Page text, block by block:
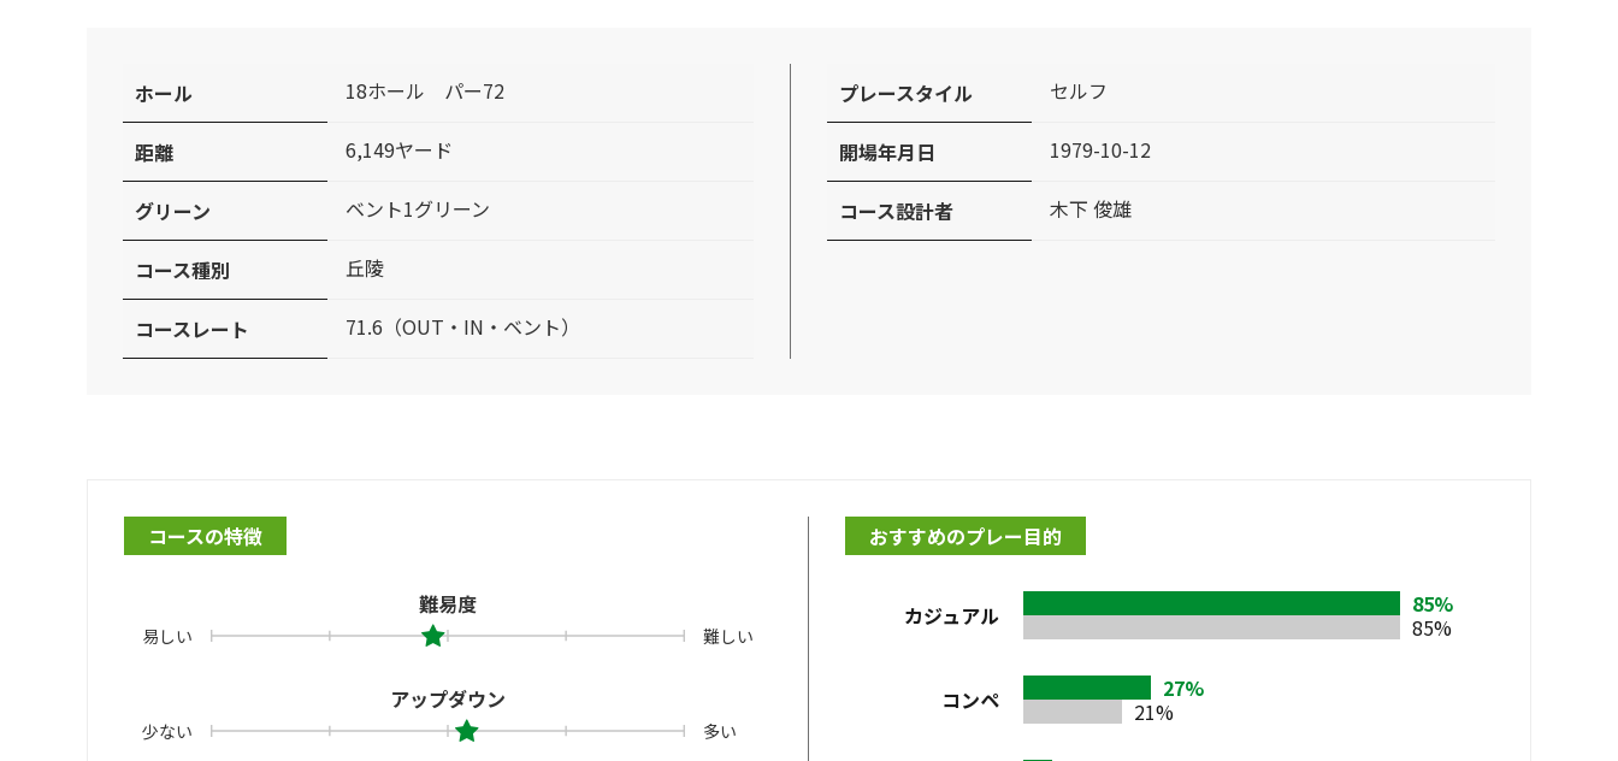
ホール 18ホール パー72
距離 6,149ヤード
グリーン ベント1グリーン
コース種別 丘陵
コースレート 71.6（OUT・IN・ベント）
プレースタイル セルフ
開場年月日 1979-10-12
コース設計者 木下 俊雄
コースの特徴
難易度
易しい 難しい
アップダウン
少ない 多い
おすすめのプレー目的
カジュアル
85%
85%
コンペ
27%
21%